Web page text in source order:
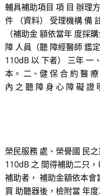
輔具補助項目 項 目 辦理
件 （資料） 受理機構 備
（補助金 額依當年 度採
障 人員（聽 障經醫師 鑑
110dB 以 下者） 三年 一
本。 二、健 保 合 約 醫
內 之 聽 障 身 心 障 礙 證
榮民服務 處、榮譽國 民
110dB 之 間得補助二只
補助者， 補助金額依本
買 助聽器後，檢附當 年